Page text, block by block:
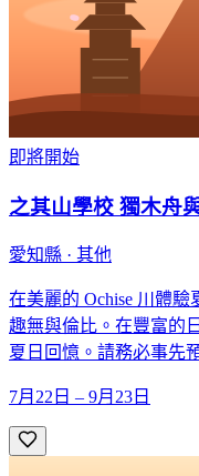
即將開始
之其山學校 獨木舟
愛知縣 · 其他
在美麗的 Ochise 川體
趣無與倫比。在豐富的
夏日回憶。請務必事先
7月22日 – 9月23日